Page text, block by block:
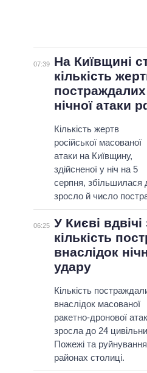
07:39
На Київщині
кількість
нічної атаки
Кількість жертв
російської масованої
атаки на Київщину,
здійсненої у ніч на 5
серпня, збільшилася
зросло й число
06:25 У Києві
кількість
внаслідок
удару
Кількість
внаслідок масованої
ракетно-дронової
зросла до 24
Пожежі та
районах столиці.